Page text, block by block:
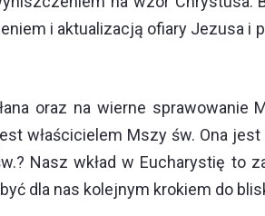
i aktualizacją ofiary Jezusa i
oraz na wierne
właścicielem Mszy św. Ona
Nasz wkład w Eucharystię to
dla nas kolejnym krokiem do